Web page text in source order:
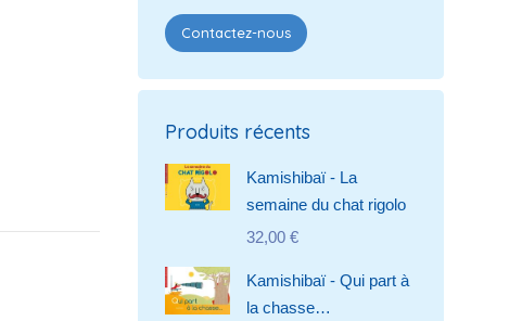
Contactez-nous
Produits récents
Kamishibaï - La
semaine du chat rigolo
32,00 €
Kamishibaï - Qui part à
la chasse…